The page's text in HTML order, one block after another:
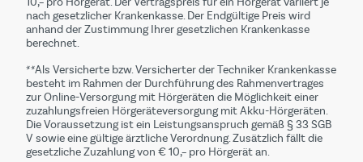
nach gesetzlicher Krankenkasse. Der Endgültige Preis wird
anhand der Zustimmung Ihrer gesetzlichen Krankenkasse
berechnet.
**Als Versicherte bzw. Versicherter der Techniker Krankenkasse
besteht im Rahmen der Durchführung des Rahmenvertrages
zur Online-Versorgung mit Hörgeräten die Möglichkeit einer
zuzahlungsfreien Hörgeräteversorgung mit Akku-Hörgeräten.
Die Voraussetzung ist ein Leistungsanspruch gemäß § 33 SGB
V sowie eine gültige ärztliche Verordnung. Zusätzlich fällt die
gesetzliche Zuzahlung von € 10,– pro Hörgerät an.